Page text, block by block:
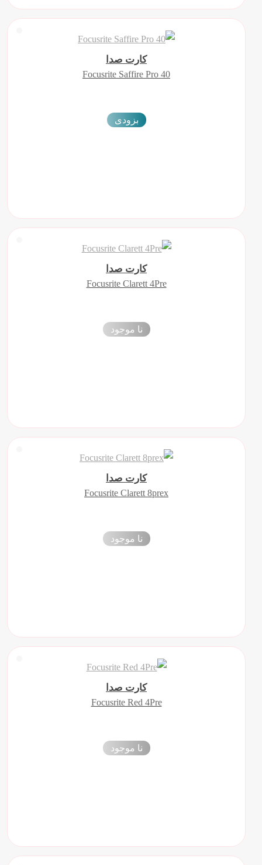
کارت صدا
Focusrite Saffire Pro 40
بزودی
کارت صدا
Focusrite Clarett 4Pre
نا موجود
کارت صدا
Focusrite Clarett 8prex
نا موجود
کارت صدا
Focusrite Red 4Pre
نا موجود